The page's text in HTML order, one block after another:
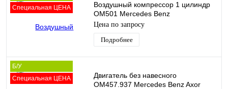
Специальная ЦЕНА
Воздушный компрессор 1 цилиндр
OM501 Mercedes Benz
A4421300314
Цена по запросу
Подробнее
Б/У
Специальная ЦЕНА
Двигатель без навесного
OM457.937 Mercedes Benz Axor